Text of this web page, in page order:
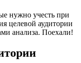
нужно учесть при
целевой аудитории
анализа. Поехали!